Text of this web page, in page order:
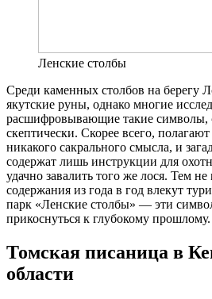
Ленские столбы
Среди каменных столбов на берегу
якутские руны, однако многие
расшифровывающие такие символы,
скептически. Скорее всего,
никакого сакрального смысла, и
содержат лишь инструкции для
удачно завалить того же лося. Тем
содержания из года в год влекут
парк «Ленские столбы» — эти
прикоснуться к глубокому прошлому.
Томская писаница в
области